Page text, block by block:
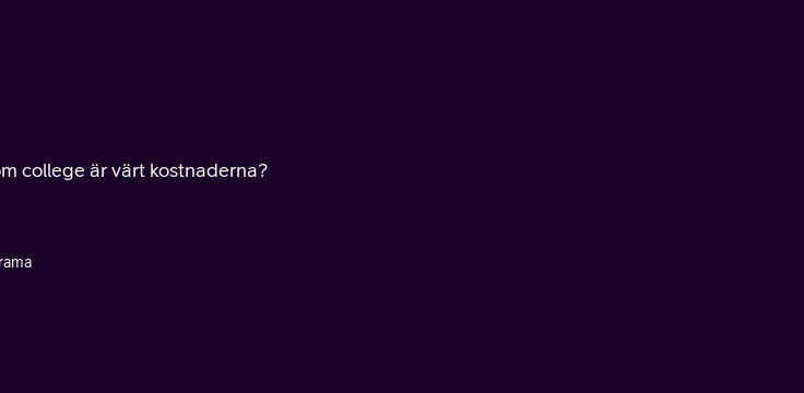
college är värt kostnaderna?